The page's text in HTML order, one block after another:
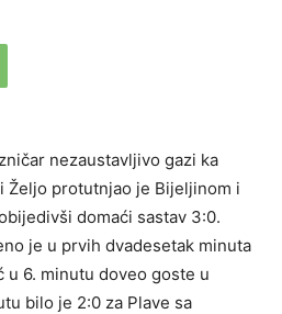
nezaustavljivo gazi ka
Željo protutnjao je Bijeljinom i
domaći sastav 3:0.
je u prvih dvadesetak minuta
u 6. minutu doveo goste u
bilo je 2:0 za Plave sa